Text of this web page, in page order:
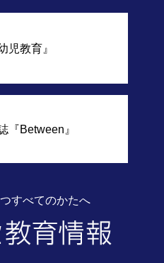
児教育』
『Between』
すべてのかたへ